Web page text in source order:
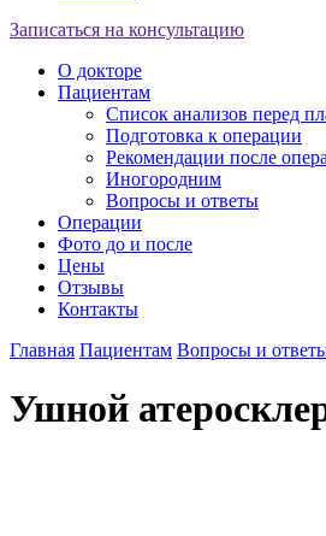
Записаться на консультацию
О докторе
Пациентам
Список анализов перед
Подготовка к операции
Рекомендации после
Иногородним
Вопросы и ответы
Операции
Фото до и после
Цены
Отзывы
Контакты
Главная Пациентам Вопросы и
Ушной